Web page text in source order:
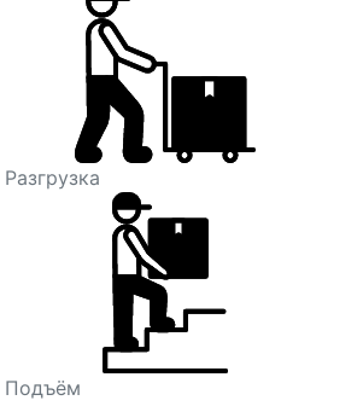
Разгрузка
Подъём